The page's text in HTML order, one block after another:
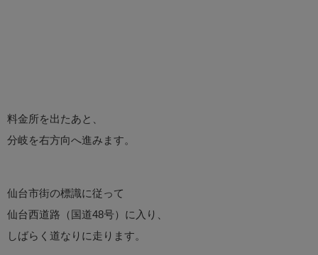
料金所を出たあと、
分岐を右方向へ進みます。
仙台市街の標識に従って
仙台西道路（国道48号）に入り、
しばらく道なりに走ります。